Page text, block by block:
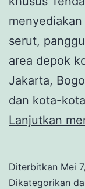
serut,
area depok
Jakarta,
dan kota-
Lanjutkan
Diterbitkan Mei
Dikategorikan